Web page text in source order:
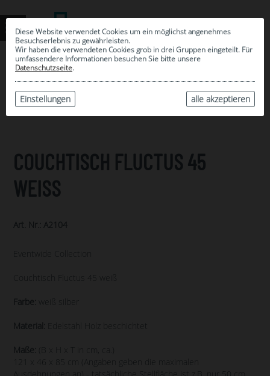
Diese Website verwendet Cookies um ein möglichst angenehmes
Besuchserlebnis zu gewährleisten.
Wir haben die verwendeten Cookies grob in drei Gruppen eingeteilt. Für
umfassendere Informationen besuchen Sie bitte unsere
Datenschutzseite.
alle akzeptieren
Einstellungen
ARCHIV
COUCHTISCH FLUCTUS 45
WEISS
Art. Nr.: A2104
Eventwide Collection
Couchtisch Fluctus 45 weiß
Farbe: weiß silber
Material: Edelstahl Holz beschichtet
Maße:
(B x H x T in cm, ca.)
121 x 46 x 85 cm (Angaben geben die maximalen